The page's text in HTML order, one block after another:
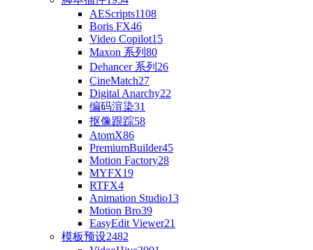
AEScripts1108
Boris FX46
Video Copilot15
Maxon 系列 80
Dehancer 系列 26
CineMatch27
Digital Anarchy22
编码渲染31
抠像跟踪58
AtomX86
PremiumBuilder45
Motion Factory28
MYFX19
RTFX4
Animation Studio13
Motion Bro39
EasyEdit Viewer21
模板预设2482